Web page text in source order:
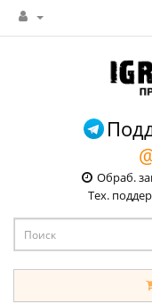
Обраб.
Тех.